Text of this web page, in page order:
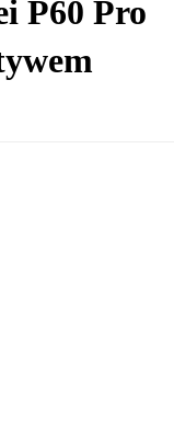
P60 Pro